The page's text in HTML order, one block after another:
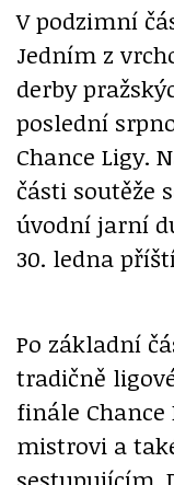
V podzimní
Jedním z
derby
poslední
Chance Ligy.
části soutěže
úvodní jarní
30. ledna
Po základní
tradičně
finále Chance
mistrovi a
sestupujícím.